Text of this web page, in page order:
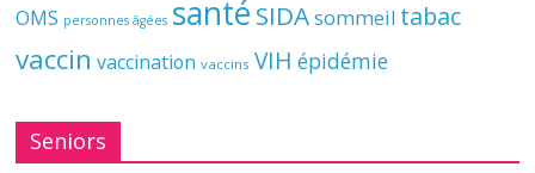
OMS personnes âgées santé SIDAsommeil tabac
vaccin vaccination vaccins VIH épidémie
Seniors